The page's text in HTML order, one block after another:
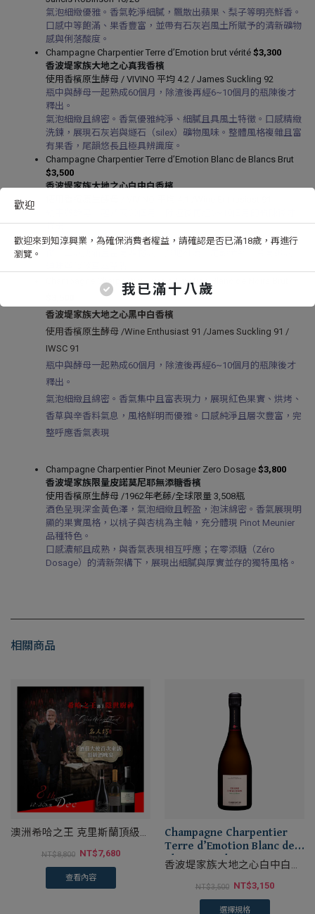
歡迎
歡迎來到知淳興業，為確保消費者權益，請確認是否已滿18歲，再進行
瀏覽。
我已滿十八歲
氣泡細緻優雅。香氣乾淨細膩，飄散出蘋果、梨子等明亮鮮香。
口感中等飽滿、果香豐富，並帶有石灰岩風土所賦予的清新礦物
感與俐落酸度。
Champagne Charpentier Terre d’Emotion brut vérité $3,300
香波堤家族大地之心真我香檳
使用香檳原生酵母 / VIVINO 平均 4.2 / James Suckling 92
瓶中與酵母一起熟成60個月，除渣後再經6~10個月的瓶陳後才
釋出。
氣泡細緻且綿密。香氣優雅純淨、細膩且具風土特徵。口感精緻
洗鍊，展現石灰岩與燧石（silex）礦物風味。整體風格複雜且富
有果香，尾韻悠長且極具辨識度。
Champagne Charpentier Terre d’Emotion Blanc de Blancs Brut
$3,500
香波堤家族大地之心白中白香檳
釋出。
飄散出柑橘果香、蛋白霜與新鮮奶油氣息，展現其獨特風土特
Champagne Charpentier Terre d’Emotion Blanc de Noirs Brut
香波堤家族大地之心黑中白香檳
使用香檳原生酵母 /Wine Enthusiast 91 /James Suckling 91 /
IWSC 91
瓶中與酵母一起熟成60個月，除渣後再經6~10個月的瓶陳後才
釋出。
氣泡細緻且綿密。香氣集中且富表現力，展現紅色果實、烘烤、
香草與辛香料氣息，風格鮮明而優雅。口感純淨且層次豐富，完
整呼應香氣表現
Champagne Charpentier Pinot Meunier Zero Dosage $3,800
香波堤家族限量皮諾莫尼耶無添糖香檳
使用香檳原生酵母 /1962年老藤/全球限量 3,508瓶
酒色呈現深金黃色澤，氣泡細緻且輕盈，泡沫綿密。香氣展現明
顯的果實風格，以桃子與杏桃為主軸，充分體現 Pinot Meunier
品種特色。
口感濃郁且成熟，與香氣表現相互呼應；在零添糖（Zéro
Dosage）的清新架構下，展現出細膩與厚實並存的獨特風格。
相關商品
澳洲希哈之王 克里斯蘭頂級餐
NT$8,800 NT$7,680
查看內容
Champagne Charpentier
Terre d’Emotion Blanc de
Blancs Brut brut
香波堤家族大地之心白中白香
NT$3,500 NT$3,150
選擇規格